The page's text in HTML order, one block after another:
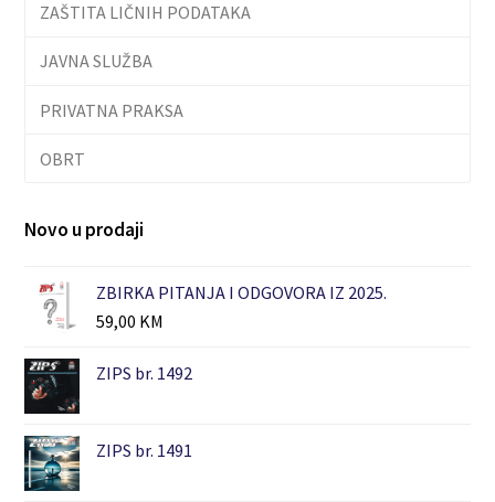
ZAŠTITA LIČNIH PODATAKA
JAVNA SLUŽBA
PRIVATNA PRAKSA
OBRT
Novo u prodaji
ZBIRKA PITANJA I ODGOVORA IZ 2025.
59,00 KM
ZIPS br. 1492
ZIPS br. 1491